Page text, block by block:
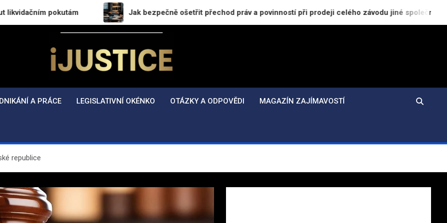
Jak bezpečně ošetřit přechod práv a povinností při prodeji celého závodu jiné společnosti
i-Justice.cz
Právo, legislativa a finance v praxi
A PRÁCE LEGISLATIVNÍ OKÉNKO OTÁZKY A ODPOVĚDI MAGAZÍN ZAJÍMAVOSTÍ
republice